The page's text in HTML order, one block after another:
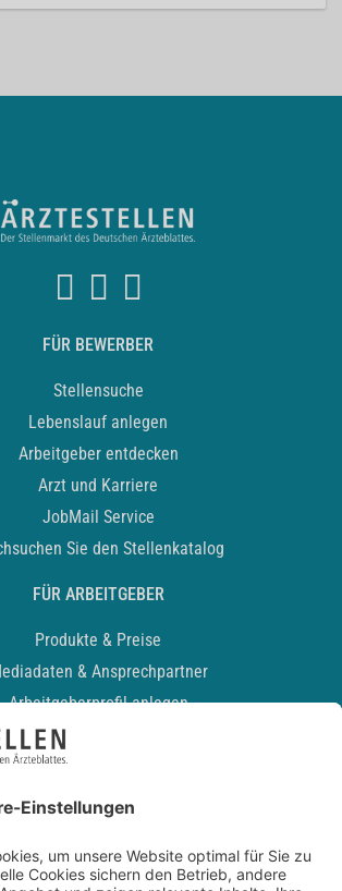
FÜR BEWERBER
Stellensuche
Lebenslauf anlegen
Arbeitgeber entdecken
Arzt und Karriere
JobMail Service
Sie den Stellenkatalog
FÜR ARBEITGEBER
Produkte & Preise
& Ansprechpartner
Arbeitgeberprofil anlegen
Recruiting-Podcast
Kontakt